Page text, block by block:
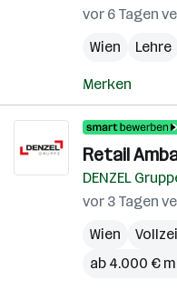
vor 6 Tagen
Wien
Lehre
Merken
Retail
DENZEL
vor 3 Tagen
Wien
ab 4.000 €